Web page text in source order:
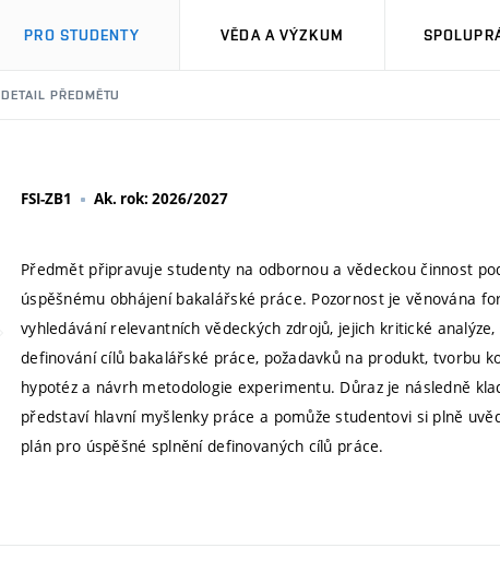
PRO STUDENTY VĚDA A VÝZKUM
DETAIL PŘEDMĚTU
FSI-ZB1 Ak. rok: 2026/2027
Předmět připravuje studenty na odbornou a vědeckou činnost
úspěšnému obhájení bakalářské práce. Pozornost je věnována
vyhledávání relevantních vědeckých zdrojů, jejich kritické
definování cílů bakalářské práce, požadavků na produkt, tvorbu
hypotéz a návrh metodologie experimentu. Důraz je následně
představí hlavní myšlenky práce a pomůže studentovi si plně
plán pro úspěšné splnění definovaných cílů práce.